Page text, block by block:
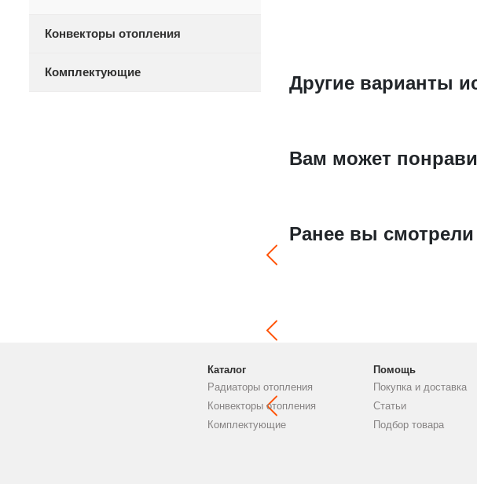
Конвекторы отопления
Комплектующие
Другие варианты
Вам может
Ранее вы смотрели
Каталог
Радиаторы отопления
Конвекторы отопления
Комплектующие
Помощь
Покупка и доставка
Статьи
Подбор товара